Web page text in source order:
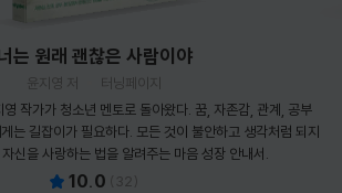
는 원래 괜찮은 사람이야
윤지영 저
터닝페이지
작가가 청소년 멘토로 돌아왔다. 꿈, 자존감, 관계, 공부
는 길잡이가 필요하다. 모든 것이 불안하고 생각처럼 되지
신을 사랑하는 법을 알려주는 마음 성장 안내서.
10.0 ( 32 )